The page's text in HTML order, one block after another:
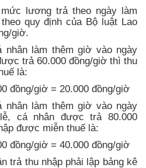
lương trả theo ngày làm
quy định của Bộ luật Lao
giờ.
làm thêm giờ vào ngày
trả 60.000 đồng/giờ thì thu
là:
đồng/giờ = 20.000 đồng/giờ
làm thêm giờ vào ngày
cá nhân được trả 80.000
được miễn thuế là:
đồng/giờ = 40.000 đồng/giờ
trả thu nhập phải lập bảng kê